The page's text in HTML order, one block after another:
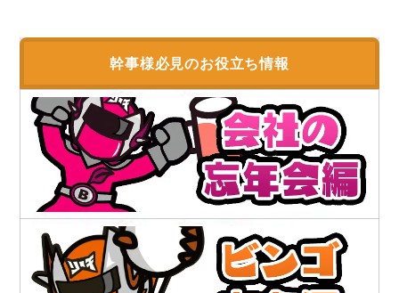
幹事様必見のお役立ち情報